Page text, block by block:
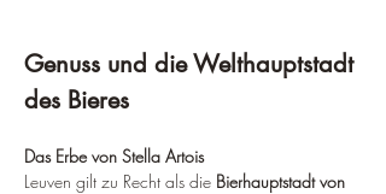
Genuss und die Welthauptstadt
des Bieres
Das Erbe von Stella Artois
Leuven gilt zu Recht als die Bierhauptstadt von